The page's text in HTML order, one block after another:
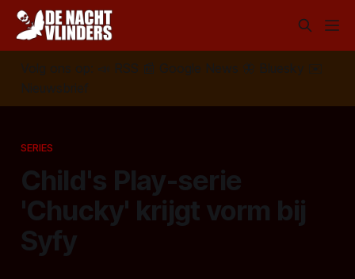
Volg ons op: 📣 RSS 📰 Google News 🦋 Bluesky
✉️
Nieuwsbrief
SERIES
Child's Play-serie
'Chucky' krijgt vorm bij
Syfy